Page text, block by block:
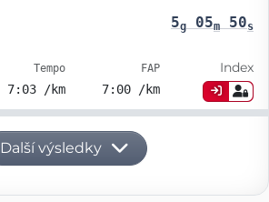
5g05m50s
Tempo
7:03 /km
FAP
7:00 /km
Index
Další výsledky